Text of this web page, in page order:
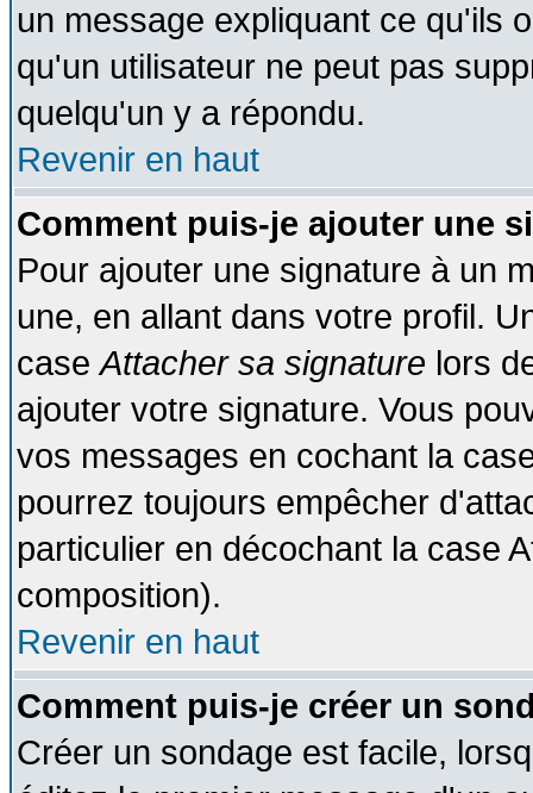
un message expliquant ce qu'ils
qu'un utilisateur ne peut pas
quelqu'un y a répondu.
Revenir en haut
Comment puis-je ajouter une
Pour ajouter une signature à un
une, en allant dans votre profil.
caseAttacher sa signature lors
ajouter votre signature. Vous
vos messages en cochant la
pourrez toujours empêcher
particulier en décochant la case
composition).
Revenir en haut
Comment puis-je créer un
Créer un sondage est facile,